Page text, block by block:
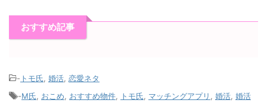
おすすめ記事
- トモ氏 婚活 恋愛ネタ
-M氏 おこめ おすすめ物件 トモ氏 マッチングアプリ 婚活 婚活